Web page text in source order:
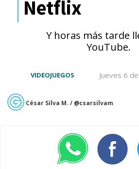
Como ya sabíamos,
Evil: Requiem
27 de
los primeros grandes
del próximo año
Nintendo Switch 2.
Netflix
Y horas más tarde
YouTube.
Jueves 6
VIDEOJUEGOS
César Silva M. / @csarsilvam